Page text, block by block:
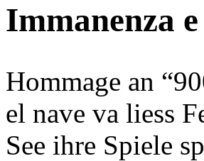
Immanenza
Hommage an
el nave va liess
See ihre Spiele